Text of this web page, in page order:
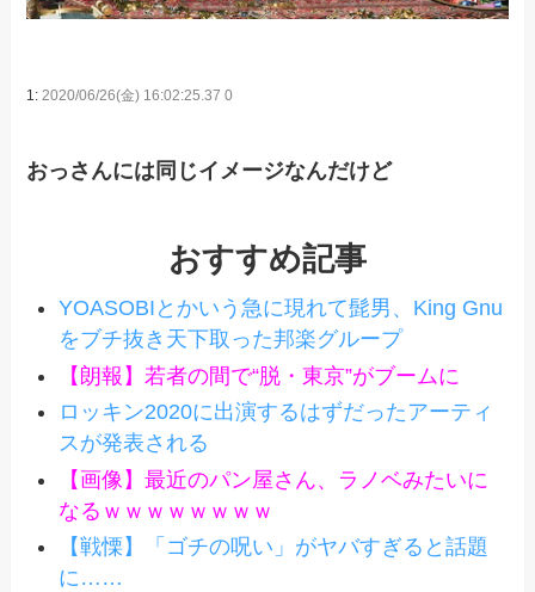
1:2020/06/26(金) 16:02:25.37 0
おっさんには同じイメージなんだけど
おすすめ記事
YOASOBIとかいう急に現れて髭男、King Gnu
をブチ抜き天下取った邦楽グループ
【朗報】若者の間で“脱・東京”がブームに
ロッキン2020に出演するはずだったアーティ
スが発表される
【画像】最近のパン屋さん、ラノベみたいに
なるｗｗｗｗｗｗｗｗ
【戦慄】「ゴチの呪い」がヤバすぎると話題
に……